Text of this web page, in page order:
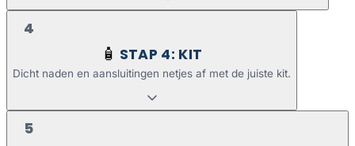
4
🧴 STAP 4: KIT
Dicht naden en aansluitingen netjes af met de juiste kit.
5